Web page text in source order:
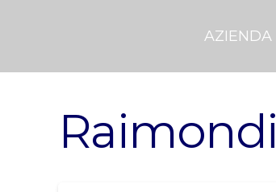
AZIENDA
Raimondi